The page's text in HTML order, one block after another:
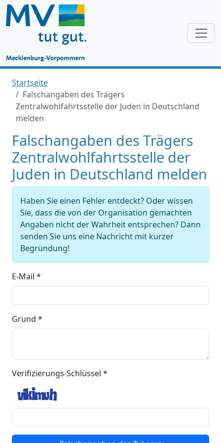
Startseite
Falschangaben des Trägers
Zentralwohlfahrtsstelle der Juden in Deutschland
melden
Falschangaben des Trägers
Zentralwohlfahrtsstelle der
Juden in Deutschland melden
Haben Sie einen Fehler entdeckt? Oder wissen
Sie, dass die von der Organisation gemachten
Angaben nicht der Wahrheit entsprechen? Dann
senden Sie uns eine Nachricht mit kurzer
Begründung!
E-Mail *
Grund *
Verifizierungs-Schlüssel *